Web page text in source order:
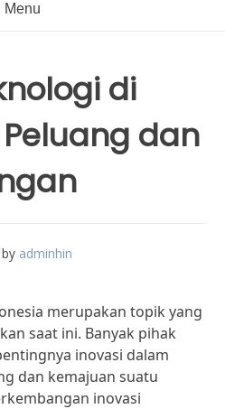
Menu
di
dan
by adminhin
merupakan topik yang
saat ini. Banyak pihak
inovasi dalam
dan kemajuan suatu
inovasi